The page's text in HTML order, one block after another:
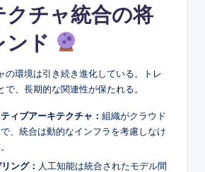
クチャ統合の将
ンド
の環境は引き続き進化している。トレ
で、長期的な関連性が保たれる。
ィブアーキテクチャ： 組織がクラウド
、統合は動的なインフラを考慮しなけ
ング： 人工知能は統合されたモデル間